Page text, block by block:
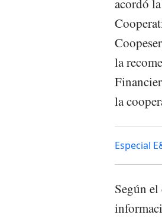
acordó
la
la
Especial
Según